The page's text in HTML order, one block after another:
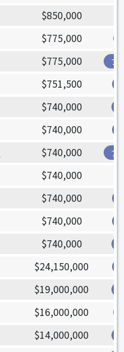
$850,000
$775,000
$775,000 ブ
$751,500
$740,000
$740,000
$740,000 ブ
$740,000
$740,000
$740,000
$740,000
$24,150,000
$19,000,000
$16,000,000
$14,000,000